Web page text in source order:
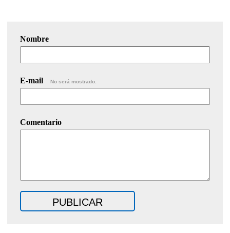
Nombre
E-mail No será mostrado.
Comentario